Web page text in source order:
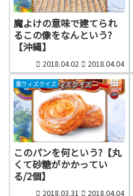
魔よけの意味で建てられ
るこの像をなんという?
【沖縄】
2018.04.02 2018.04.04
黒ウィズクイズ
このパンを何という?【丸
くて砂糖がかかってい
る/2個】
2018.03.31 2018.04.04